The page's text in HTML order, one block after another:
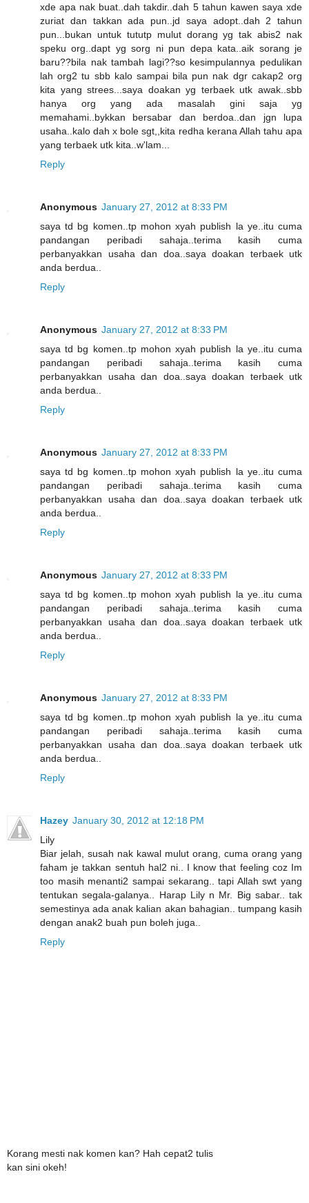
xde apa nak buat..dah takdir..dah 5 tahun kawen saya xde
zuriat dan takkan ada pun..jd saya adopt..dah 2 tahun
pun...bukan untuk tututp mulut dorang yg tak abis2 nak
speku org..dapt yg sorg ni pun depa kata..aik sorang je
baru??bila nak tambah lagi??so kesimpulannya pedulikan
lah org2 tu sbb kalo sampai bila pun nak dgr cakap2 org
kita yang strees...saya doakan yg terbaek utk awak..sbb
hanya org yang ada masalah gini saja yg
memahami..bykkan bersabar dan berdoa..dan jgn lupa
usaha..kalo dah x bole sgt,,kita redha kerana Allah tahu apa
yang terbaek utk kita..w'lam...
Reply
Anonymous January 27, 2012 at 8:33 PM
saya td bg komen..tp mohon xyah publish la ye..itu cuma
pandangan peribadi sahaja..terima kasih cuma
perbanyakkan usaha dan doa..saya doakan terbaek utk
anda berdua..
Reply
Anonymous January 27, 2012 at 8:33 PM
saya td bg komen..tp mohon xyah publish la ye..itu cuma
pandangan peribadi sahaja..terima kasih cuma
perbanyakkan usaha dan doa..saya doakan terbaek utk
anda berdua..
Reply
Anonymous January 27, 2012 at 8:33 PM
saya td bg komen..tp mohon xyah publish la ye..itu cuma
pandangan peribadi sahaja..terima kasih cuma
perbanyakkan usaha dan doa..saya doakan terbaek utk
anda berdua..
Reply
Anonymous January 27, 2012 at 8:33 PM
saya td bg komen..tp mohon xyah publish la ye..itu cuma
pandangan peribadi sahaja..terima kasih cuma
perbanyakkan usaha dan doa..saya doakan terbaek utk
anda berdua..
Reply
Anonymous January 27, 2012 at 8:33 PM
saya td bg komen..tp mohon xyah publish la ye..itu cuma
pandangan peribadi sahaja..terima kasih cuma
perbanyakkan usaha dan doa..saya doakan terbaek utk
anda berdua..
Reply
Hazey January 30, 2012 at 12:18 PM
Lily
Biar jelah, susah nak kawal mulut orang, cuma orang yang
faham je takkan sentuh hal2 ni.. I know that feeling coz Im
too masih menanti2 sampai sekarang.. tapi Allah swt yang
tentukan segala-galanya.. Harap Lily n Mr. Big sabar.. tak
semestinya ada anak kalian akan bahagian.. tumpang kasih
dengan anak2 buah pun boleh juga..
Reply
Korang mesti nak komen kan? Hah cepat2 tulis
kan sini okeh!